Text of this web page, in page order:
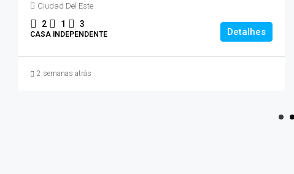
Ciudad Del Este
2 1 3
CASA INDEPENDENTE Detalhes
2 semanas atrás